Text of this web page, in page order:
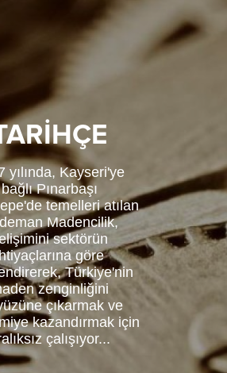
yılında, Kayseri'ye
bağlı Pınarbaşı
temelleri atılan
Madencilik,
sektörün
göre
Türkiye'nin
zenginliğini
çıkarmak ve
kazandırmak için
çalışıyor...